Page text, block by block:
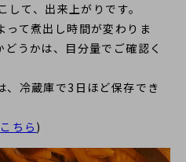
て、出来上がりです。
て煮出し時間が変わりま
うかは、目分量でご確認く
冷蔵庫で3日ほど保存でき
こちら )